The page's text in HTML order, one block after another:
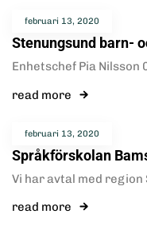
februari 13, 2020
Stenungsund barn-
Enhetschef Pia
read more
februari 13, 2020
Språkförskolan
Vi har avtal med
read more